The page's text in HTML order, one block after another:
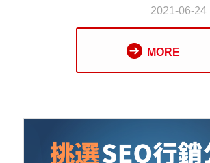
搜尋演算法的更新，企業網站
目，你也可以藉此機會檢視自家
並進行相對應的調整。
2021-06-24
MORE